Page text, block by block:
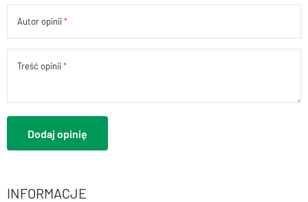
Autor opinii
Treść opinii
Dodaj opinię
INFORMACJE